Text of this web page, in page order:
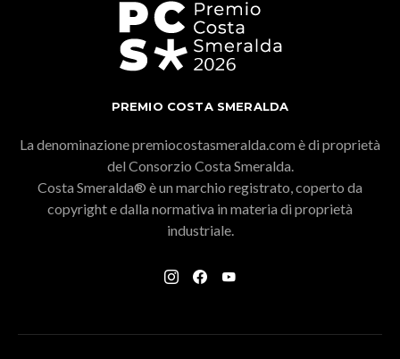
PREMIO COSTA SMERALDA
La denominazione premiocostasmeralda.com è di proprietà
del Consorzio Costa Smeralda.
Costa Smeralda® è un marchio registrato, coperto da
copyright e dalla normativa in materia di proprietà
industriale.